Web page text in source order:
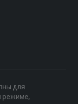
для
режиме,